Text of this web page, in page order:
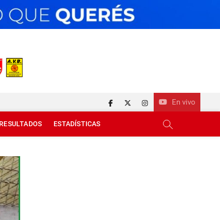
En vivo
facebook
twitterinstagram
RESULTADOS ESTADÍSTICAS